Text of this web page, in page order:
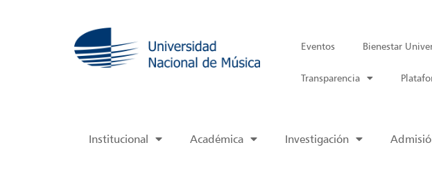
Eventos Bienestar
Transparencia
Institucional Académica Investigación